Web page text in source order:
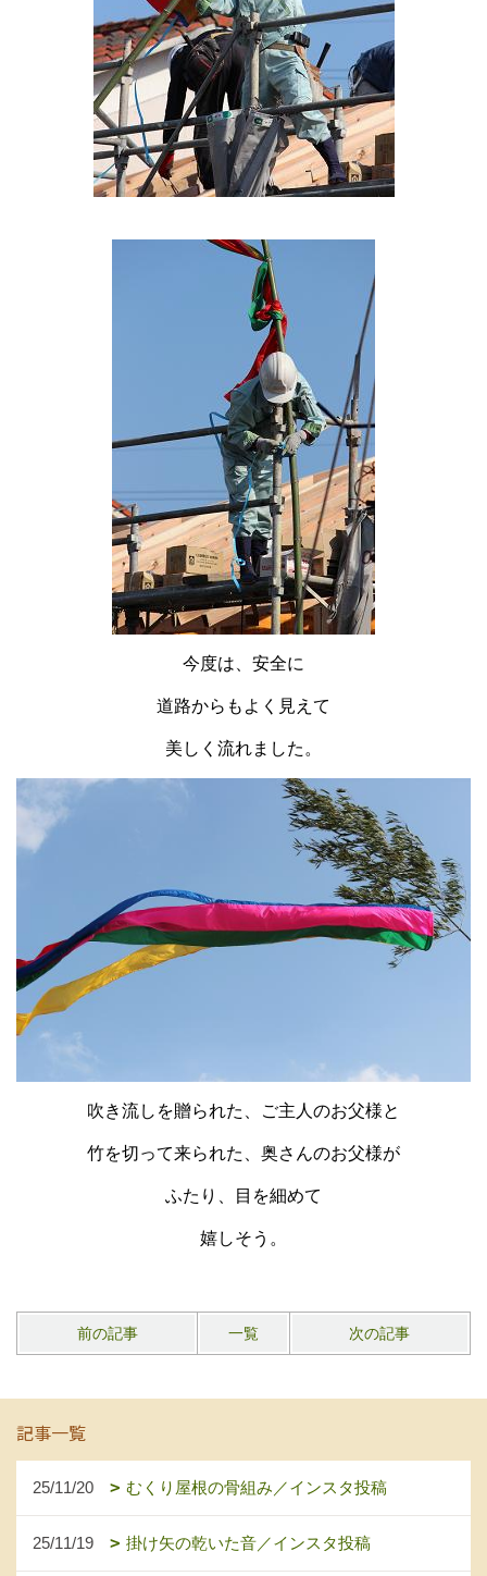
今度は、安全に
道路からもよく見えて
美しく流れました。
吹き流しを贈られた、ご主人のお父様と
竹を切って来られた、奥さんのお父様が
ふたり、 目を細めて
嬉しそう。
前の記事 一覧 次の記事
記事一覧
25/11/20 むくり屋根の骨組み／インスタ投稿
25/11/19 掛け矢の乾いた音／インスタ投稿